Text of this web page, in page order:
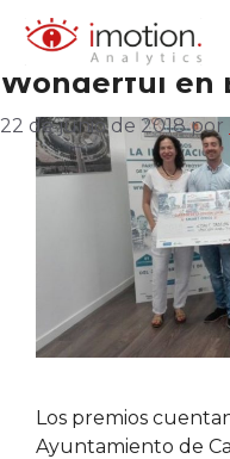
Saltar
contenido
wonderful
Las
Analytics y
Wonderful en
22 de junio de 2018 por
Los premios
Ayuntamiento de